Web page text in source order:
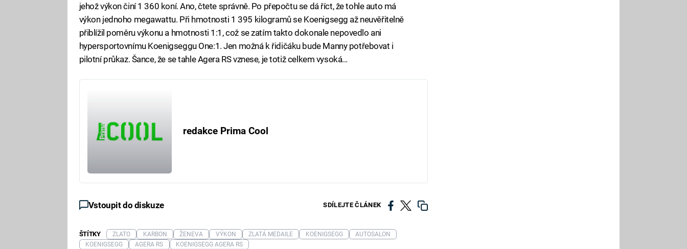
jehož výkon činí 1 360 koní. Ano, čtete správně. Po přepočtu se dá říct, že tohle auto má
výkon jednoho megawattu. Při hmotnosti 1 395 kilogramů se Koenigsegg až neuvěřitelně
přiblížil poměru výkonu a hmotnosti 1:1, což se zatím takto dokonale nepovedlo ani
hypersportovnímu Koenigseggu One:1. Jen možná k řidičáku bude Manny potřebovat i
pilotní průkaz. Šance, že se tahle Agera RS vznese, je totiž celkem vysoká…
redakce Prima Cool
Vstoupit do diskuze SDÍLEJTE ČLÁNEK
ŠTÍTKY ZLATO KARBON ŽENEVA VÝKON ZLATÁ MEDAILE KOENIGSEGG
AUTOSALON
KOENIGSEGG
AGERA RS KOENIGSEGG AGERA RS